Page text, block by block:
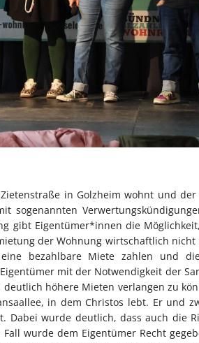
in Golzheim wohnt und
sogenannten
gibt Eigentümer*innen die
der Wohnung wirtschaftlich
bezahlbare Miete zahlen und
mit der Notwendigkeit der
höhere Mieten verlangen zu
in dem Christos lebt. Er und
Dabei wurde deutlich, dass auch die
wurde dem Eigentümer Recht
Die Inspiration des
Werkshallen des
diesen Stil sind große
mit rustikalen
Fensterflächen. Wie so